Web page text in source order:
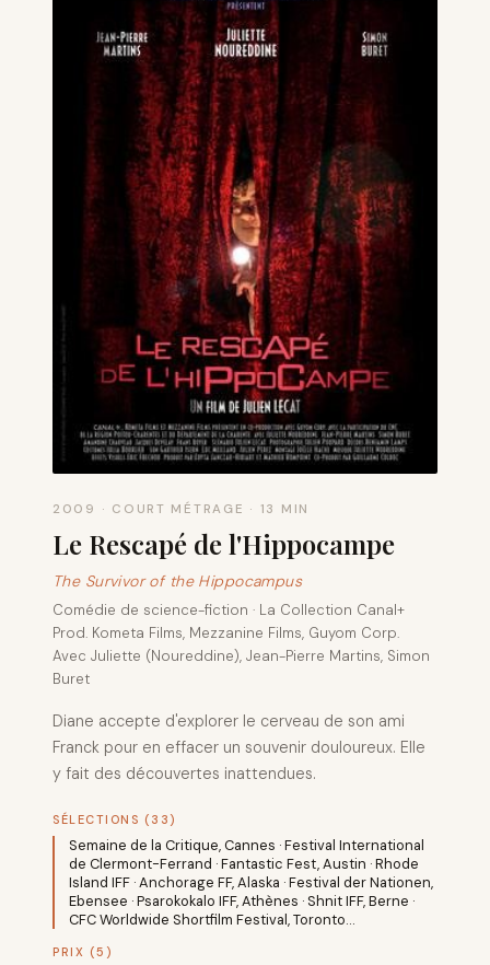
2009 · COURT MÉTRAGE · 13 MIN
Le Rescapé de l'Hippocampe
The Survivor of the Hippocampus
Comédie de science-fiction · La Collection Canal+
Prod. Kometa Films, Mezzanine Films, Guyom Corp.
Avec Juliette (Noureddine), Jean-Pierre Martins, Simon
Buret
Diane accepte d'explorer le cerveau de son ami
Franck pour en effacer un souvenir douloureux. Elle
y fait des découvertes inattendues.
SÉLECTIONS (33)
Semaine de la Critique, Cannes · Festival International
de Clermont-Ferrand · Fantastic Fest, Austin · Rhode
Island IFF · Anchorage FF, Alaska · Festival der Nationen,
Ebensee · Psarokokalo IFF, Athènes · Shnit IFF, Berne ·
CFC Worldwide Shortfilm Festival, Toronto…
PRIX (5)